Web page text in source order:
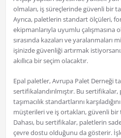
olmaları, iş süreçlerinde güvenli bir
Ayrıca, paletlerin standart ölçüleri,
ekipmanlarıyla uyumlu çalışmasına
sırasında kazaları ve yaralanmaları
işinizde güvenliği artırmak
akıllıca bir seçim olacaktır.
Epal paletler, Avrupa Palet Derneği
sertifikalandırılmıştır. Bu
taşımacılık standartlarını
müşterileri ve iş ortakları, güvenli bir
Dahası, bu sertifikalar, paletlerin
çevre dostu olduğunu da gösterir.